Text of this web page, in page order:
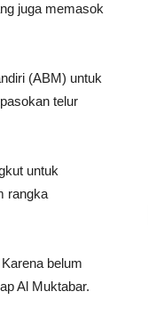
juga memasok
(ABM) untuk
telur
untuk
rangka
belum
Al Muktabar.